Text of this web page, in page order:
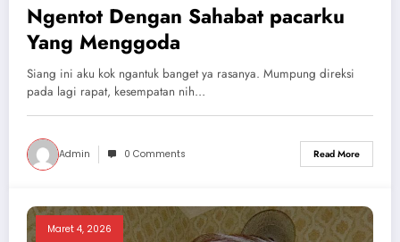
Ngentot Dengan Sahabat pacarku
Yang Menggoda
Siang ini aku kok ngantuk banget ya rasanya. Mumpung direksi
pada lagi rapat, kesempatan nih…
Admin 0 Comments Read More
Maret 4, 2026